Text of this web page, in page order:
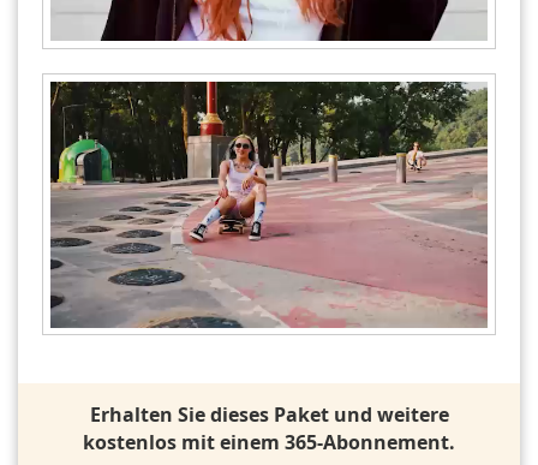
Erhalten Sie dieses Paket und weitere
kostenlos mit einem 365-Abonnement.